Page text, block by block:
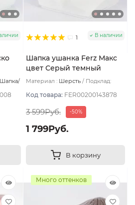
Шапка/
1 В наличии
Шапка ушанка Ferz Макс
цвет Серый темный
Материал : Шерсть
Подклад:
Код товара: FER00200143878
3 599Руб. -50%
1 799Руб.
В корзину
Много оттенков